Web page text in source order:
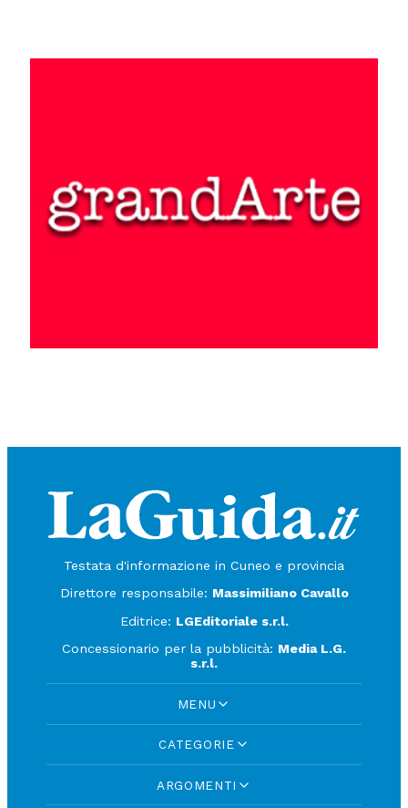
Testata d'informazione in Cuneo e provincia
Direttore responsabile: Massimiliano Cavallo
Editrice: LGEditoriale s.r.l.
Concessionario per la pubblicità: Media L.G.
s.r.l.
MENU
CATEGORIE
ARGOMENTI